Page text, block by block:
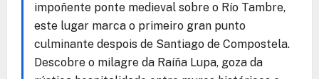
impoñente ponte medieval sobre o Río Tambre,
este lugar marca o primeiro gran punto
culminante despois de Santiago de Compostela.
Descobre o milagre da Raíña Lupa, goza da